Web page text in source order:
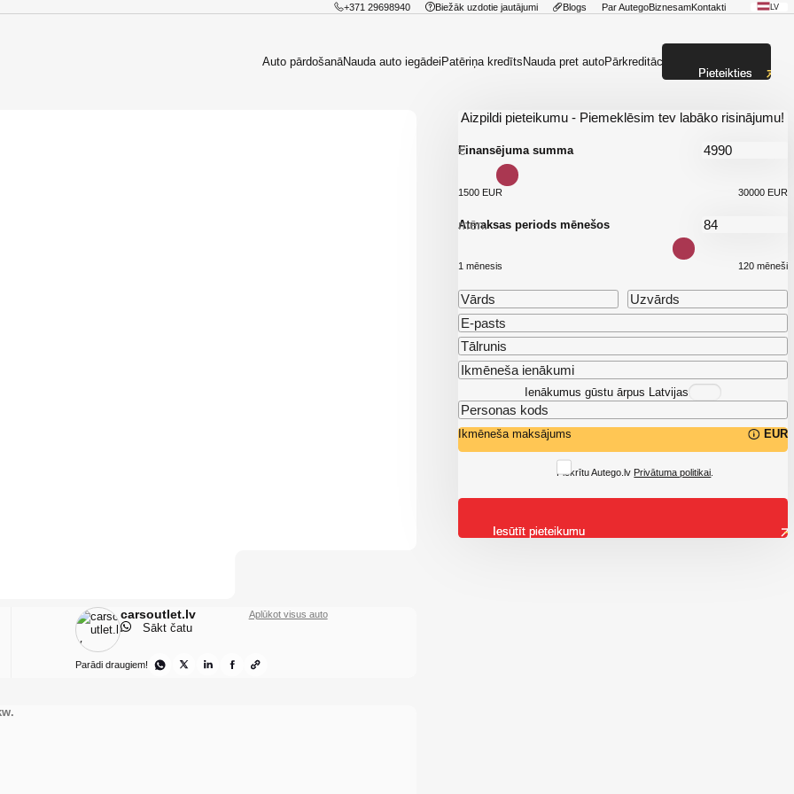
+371 29698940 Biežāk uzdotie jautājumi Blogs Par AutegoBiznesamKontakti LV
Auto pārdošanāNauda auto iegādeiPatēriņa kredītsNauda pret autoPārkreditācija
carsoutlet.lv
Sākt čatu
Aplūkot visus auto
Parādi draugiem!
Aizpildi pieteikumu - Piemeklēsim tev labāko risinājumu!
Finansējuma summa
€
1500 EUR 30000 EUR
Atmaksas periods mēnešos
mēn.
1 mēnesis 120 mēneši
Ienākumus gūstu ārpus Latvijas
Ikmēneša maksājums EUR
Piekrītu Autego.lv Privātuma politikai